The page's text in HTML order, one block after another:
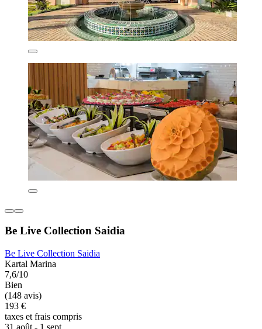
Be Live Collection Saidia
Be Live Collection Saidia
Kartal Marina
7,6/10
Bien
(148 avis)
193 €
taxes et frais compris
31 août - 1 sept.